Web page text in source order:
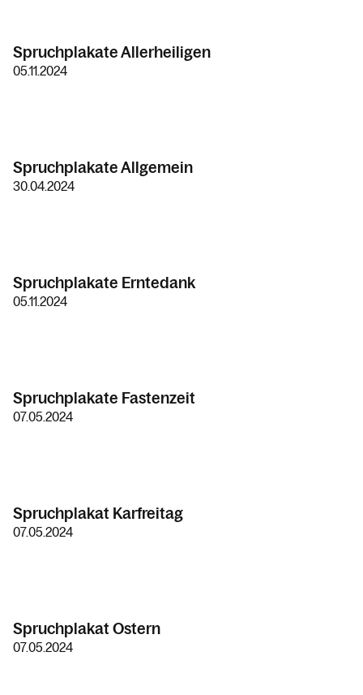
Spruchplakate Allerheiligen
05.11.2024
Spruchplakate Allgemein
30.04.2024
Spruchplakate Erntedank
05.11.2024
Spruchplakate Fastenzeit
07.05.2024
Spruchplakat Karfreitag
07.05.2024
Spruchplakat Ostern
07.05.2024